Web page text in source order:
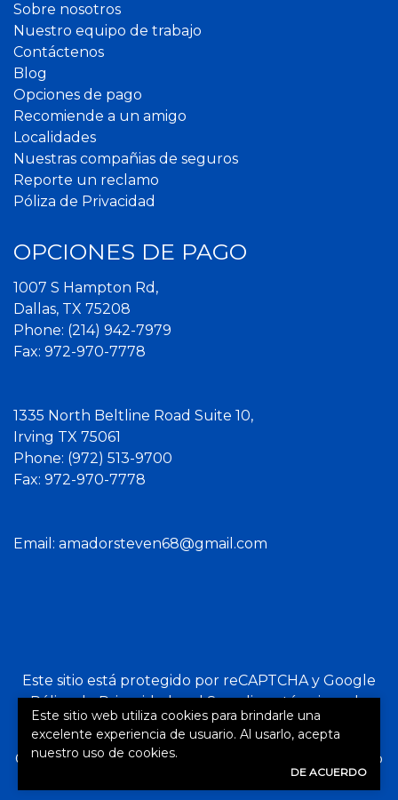
Sobre nosotros
Nuestro equipo de trabajo
Contáctenos
Blog
Opciones de pago
Recomiende a un amigo
Localidades
Nuestras compañias de seguros
Reporte un reclamo
Póliza de Privacidad
OPCIONES DE PAGO
1007 S Hampton Rd,
Dallas, TX 75208
Phone: (214) 942-7979
Fax: 972-970-7778
1335 North Beltline Road Suite 10,
Irving TX 75061
Phone: (972) 513-9700
Fax: 972-970-7778
Email: amadorsteven68@gmail.com
Este sitio está protegido por reCAPTCHA y Google
Póliza de PrivacidadandSe aplican términos de
servicio
©2026. Reservados todos los derechos.
Energizado
Este sitio web utiliza cookies para brindarle una
excelente experiencia de usuario. Al usarlo, acepta
nuestro uso de cookies.
DE ACUERDO